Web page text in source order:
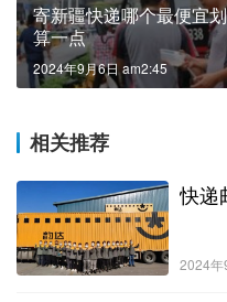
寄新疆快递哪个最便宜
算一点
2024年9月6日 am2:45
相关推荐
快递
2024年